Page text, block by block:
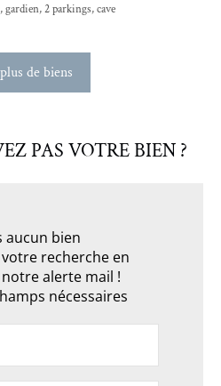
2 parkings, cave
de biens
PAS VOTRE BIEN ?
aucun bien
recherche en
alerte mail !
nécessaires